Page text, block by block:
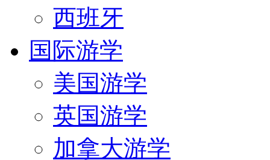
西班牙
国际游学
美国游学
英国游学
加拿大游学